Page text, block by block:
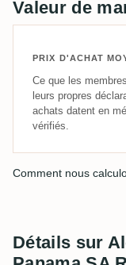
Valeur de
PRIX D'ACHAT
Ce que les
leurs propres
achats datent en
vérifiés.
Comment nous
Détails sur